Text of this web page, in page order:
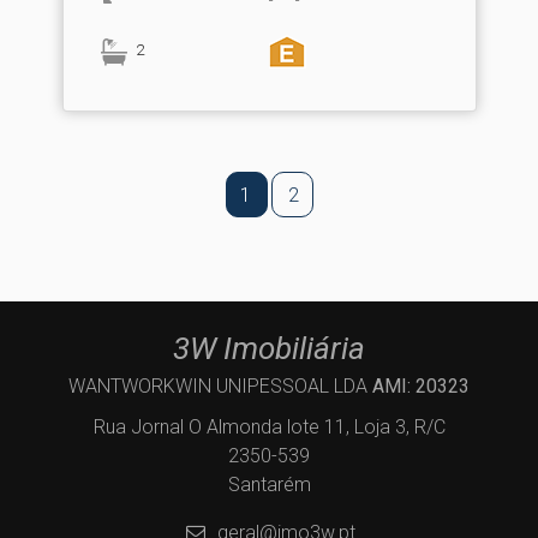
2
1 2
3W Imobiliária
WANTWORKWIN UNIPESSOAL LDA AMI: 20323
Rua Jornal O Almonda lote 11, Loja 3, R/C
2350-539
Santarém
geral@imo3w.pt